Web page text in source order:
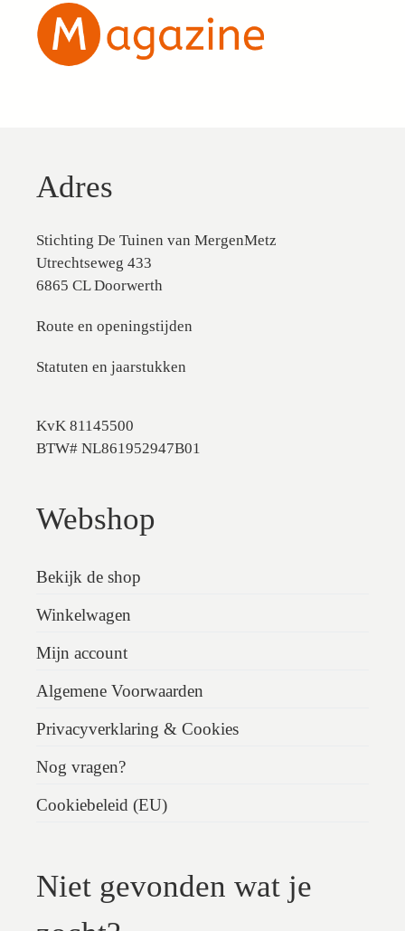
Adres
Stichting De Tuinen van MergenMetz
Utrechtseweg 433
6865 CL Doorwerth
Route en openingstijden
Statuten en jaarstukken
KvK 81145500
BTW# NL861952947B01
Webshop
Bekijk de shop
Winkelwagen
Mijn account
Algemene Voorwaarden
Privacyverklaring & Cookies
Nog vragen?
Cookiebeleid (EU)
Niet gevonden wat je